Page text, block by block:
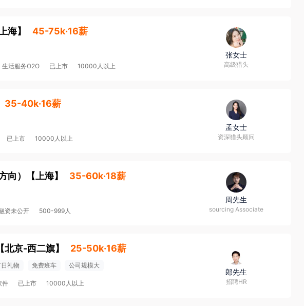
上海】 45-75k·16薪
生活服务O2O 已上市 10000人以上
张女士
高级猎头
35-40k·16薪
已上市 10000人以上
孟女士
资深猎头顾问
向） 【 上海】 35-60k·18薪
资未公开 500-999人
周先生
sourcing Associate
【北京-西二旗】 25-50k·16薪
礼物 免费班车 公司规模大
件 已上市 10000人以上
郎先生
招聘HR